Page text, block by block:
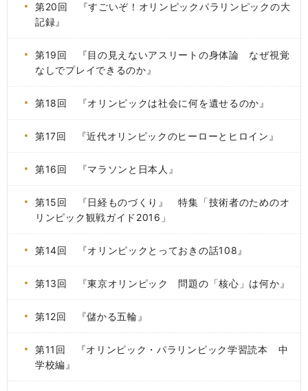
第20回 『すごいぞ！オリンピックパラリンピックの大
記録』
第19回 『目の見えないアスリートの身体論 なぜ視覚
なしでプレイできるのか』
第18回 『オリンピックは社会に何を遺せるのか』
第17回 『近代オリンピックのヒーローとヒロイン』
第16回 『マラソンと日本人』
第15回 『日経ものづくり』 特集「技術者のためのオ
リンピック観戦ガイド2016」
第14回 『オリンピックとっておきの話108』
第13回 『東京オリンピック 問題の「核心」は何か』
第12回 『儲かる五輪』
第11回 『オリンピック・パラリンピック学習読本 中
学校編』